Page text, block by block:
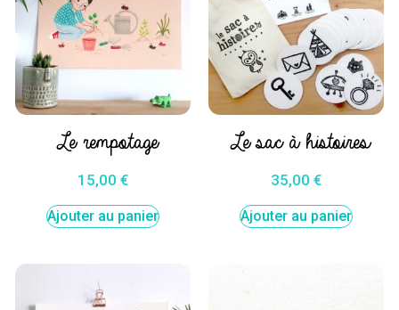
Le rempotage
15,00 €
Ajouter au panier
Le sac à histoires
35,00 €
Ajouter au panier